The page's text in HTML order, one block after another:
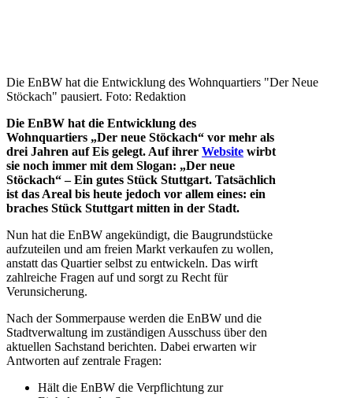
Die EnBW hat die Entwicklung des Wohnquartiers "Der Neue
Stöckach" pausiert. Foto: Redaktion
Die EnBW hat die Entwicklung des
Wohnquartiers „Der neue Stöckach“ vor mehr als
drei Jahren auf Eis gelegt. Auf ihrer Website wirbt
sie noch immer mit dem Slogan: „Der neue
Stöckach“ – Ein gutes Stück Stuttgart. Tatsächlich
ist das Areal bis heute jedoch vor allem eines: ein
braches Stück Stuttgart mitten in der Stadt.
Nun hat die EnBW angekündigt, die Baugrundstücke
aufzuteilen und am freien Markt verkaufen zu wollen,
anstatt das Quartier selbst zu entwickeln. Das wirft
zahlreiche Fragen auf und sorgt zu Recht für
Verunsicherung.
Nach der Sommerpause werden die EnBW und die
Stadtverwaltung im zuständigen Ausschuss über den
aktuellen Sachstand berichten. Dabei erwarten wir
Antworten auf zentrale Fragen:
Hält die EnBW die Verpflichtung zur